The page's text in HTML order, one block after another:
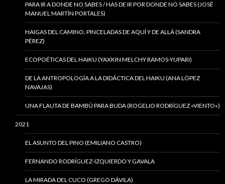
PARA IR A DONDE NO SABES / HAS DE IR POR DONDE NO SABES (JOSÉ
MANUEL MARTÍN PORTALES)
HAIGAS DEL CAMINO, PINCELADAS DE AQUÍ Y DE ALLÁ (SANDRA
PÉREZ)
ECOPOÉTICAS DEL HAIKU (YAXKIN MELCHY RAMOS-YUPARI)
DE LA ANTROPOLOGÍA A LA DIDÁCTICA DEL HAIKU (ANA LÓPEZ
NAVAJAS)
UNA FLAUTA DE BAMBÚ PARA BUDA (ROGELIO RODRÍGUEZ «VIENTO»)
2021
EL ASUNTO DEL PINO (EMILIANO CASTRO)
FERNANDO RODRÍGUEZ-IZQUIERDO Y GAVALA
LA MIRADA DEL CUCO (GREGO DÁVILA)